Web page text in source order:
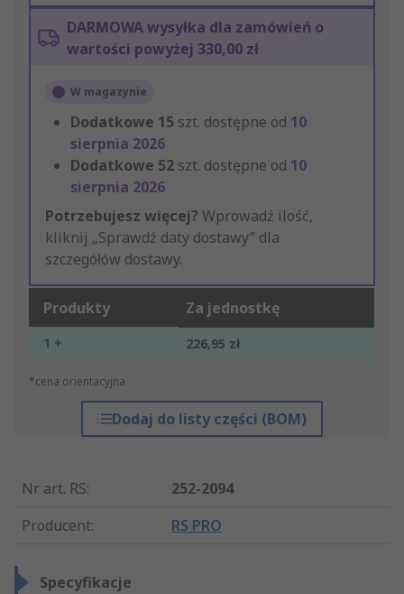
DARMOWA wysyłka dla zamówień o
wartości powyżej 330,00 zł
W magazynie
Dodatkowe 15 szt. dostępne od 10
sierpnia 2026
Dodatkowe 52 szt. dostępne od 10
sierpnia 2026
Potrzebujesz więcej? Wprowadź ilość,
kliknij „Sprawdź daty dostawy” dla
szczegółów dostawy.
Produkty Za jednostkę
1 + 226,95 zł
*cena orientacyjna
Dodaj do listy części (BOM)
Nr art. RS:
252-2094
Producent: RS PRO
Specyfikacje